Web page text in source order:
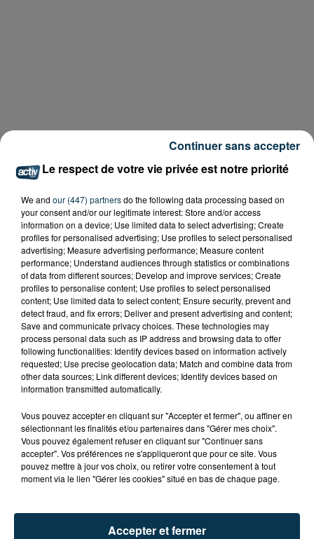
TITRES DIFFUSÉS
13h17
13h17 13h09
13h09
Le respect de votre vie privée est notre priorité
We and our (447) partnersdo the following data processing based on
your consent and/or our legitimate interest: Store and/or access
information on a device; Use limited data to select advertising; Create
profiles for personalised advertising; Use profiles to select personalised
advertising; Measure advertising performance; Measure content
performance; Understand audiences through statistics or combinations
of data from different sources; Develop and improve services; Create
profiles to personalise content; Use profiles to select personalised
content; Use limited data to select content; Ensure security, prevent and
detect fraud, and fix errors; Deliver and present advertising and content;
Save and communicate privacy choices. These technologies may
process personal data such as IP address and browsing data to offer
following functionalities: Identify devices based on information actively
requested; Use precise geolocation data; Match and combine data from
other data sources; Link different devices; Identify devices based on
information transmitted automatically.
Vous pouvez accepter en cliquant sur "Accepter et fermer", ou affiner en
sélectionnant les finalités et/ou partenaires dans "Gérer mes choix".
Vous pouvez également refuser en cliquant sur "Continuer sans
accepter". Vos préférences ne s'appliqueront que pour ce site. Vous
pouvez mettre à jour vos choix, ou retirer votre consentement à tout
moment via le lien "Gérer les cookies" situé en bas de chaque page.
Accepter et fermer
Continuer sans accepter